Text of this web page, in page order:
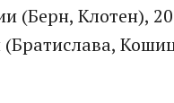
(Берн, Клотен),
(Братислава,